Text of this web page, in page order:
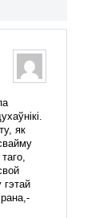
як